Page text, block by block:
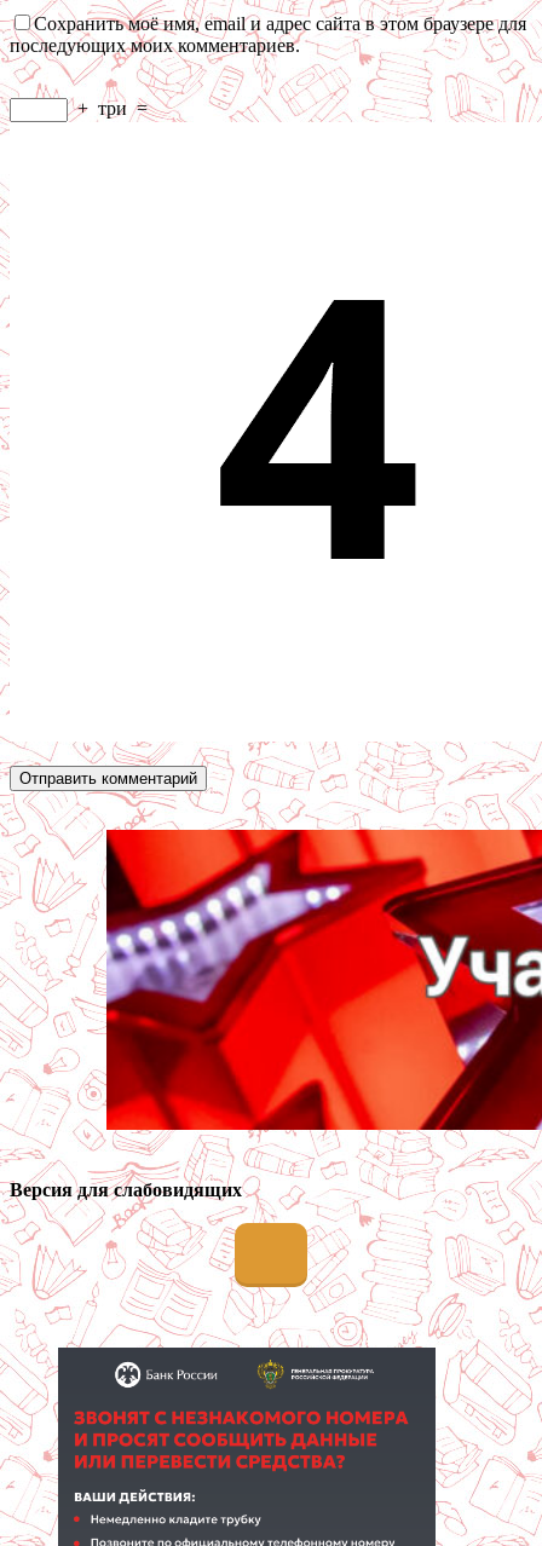
Сохранить моё имя, email и адрес сайта в этом браузере для
последующих моих комментариев.
+ три =
Версия для слабовидящих